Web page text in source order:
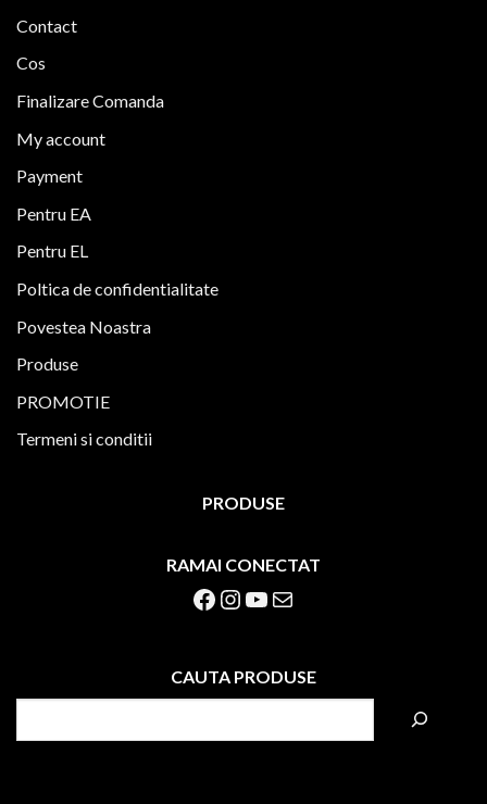
Contact
Cos
Finalizare Comanda
My account
Payment
Pentru EA
Pentru EL
Poltica de confidentialitate
Povestea Noastra
Produse
PROMOTIE
Termeni si conditii
PRODUSE
RAMAI CONECTAT
Facebook Instagram YouTube Mail
CAUTA PRODUSE